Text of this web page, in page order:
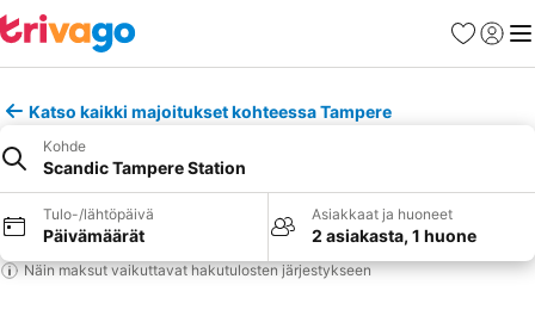
Suosikit
Katso kaikki majoitukset kohteessa Tampere
Kohde
Scandic Tampere Station
Tulo-/lähtöpäivä
Päivämäärät
Asiakkaat ja huoneet
2 asiakasta, 1 huone
Näin maksut vaikuttavat hakutulosten järjestykseen